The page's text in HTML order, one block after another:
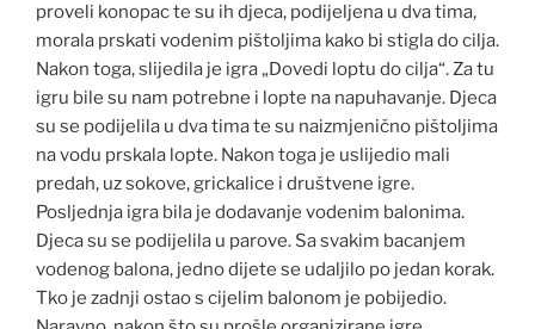
proveli konopac te su ih djeca, podijeljena u dva tima,
morala prskati vodenim pištoljima kako bi stigla do cilja.
Nakon toga, slijedila je igra „Dovedi loptu do cilja“. Za tu
igru bile su nam potrebne i lopte na napuhavanje. Djeca
su se podijelila u dva tima te su naizmjenično pištoljima
na vodu prskala lopte. Nakon toga je uslijedio mali
predah, uz sokove, grickalice i društvene igre.
Posljednja igra bila je dodavanje vodenim balonima.
Djeca su se podijelila u parove. Sa svakim bacanjem
vodenog balona, jedno dijete se udaljilo po jedan korak.
Tko je zadnji ostao s cijelim balonom je pobijedio.